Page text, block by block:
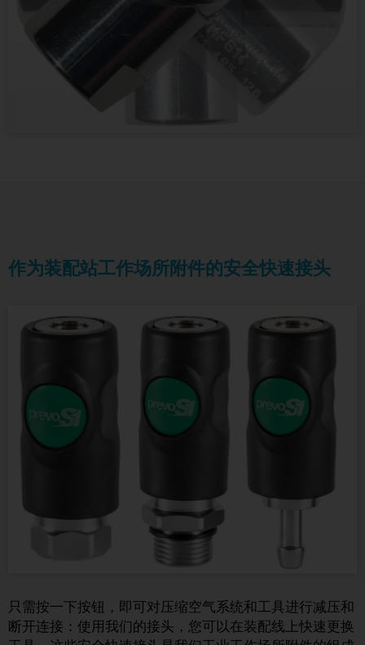
作为装配站工作场所附件的安全快速接头
只需按一下按钮，即可对压缩空气系统和工具进行减压和
断开连接：使用我们的接头，您可以在装配线上快速更换